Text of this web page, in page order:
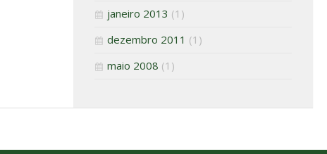
janeiro 2013 (1)
dezembro 2011 (1)
maio 2008 (1)